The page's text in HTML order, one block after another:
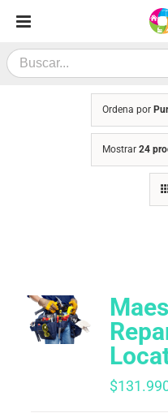
contenido
Search
for:
Ordena por
Mostrar 24
$